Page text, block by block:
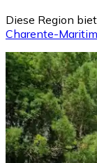
Diese Region
Charente-